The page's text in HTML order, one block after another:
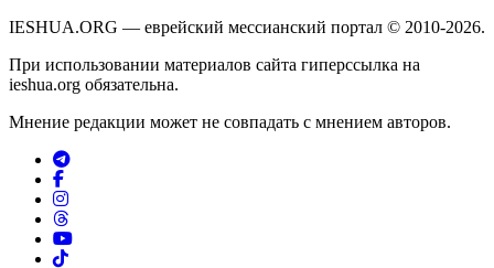
IESHUA.ORG — еврейский мессианский портал © 2010-2026.
При использовании материалов сайта гиперссылка на
ieshua.org обязательна.
Мнение редакции может не совпадать с мнением авторов.